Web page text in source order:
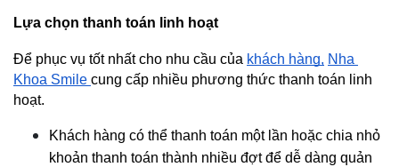
Lựa chọn thanh toán linh hoạt
Để phục vụ tốt nhất cho nhu cầu của khách hàng, Nha
Khoa Smile cung cấp nhiều phương thức thanh toán linh
hoạt.
Khách hàng có thể thanh toán một lần hoặc chia nhỏ
khoản thanh toán thành nhiều đợt để dễ dàng quản